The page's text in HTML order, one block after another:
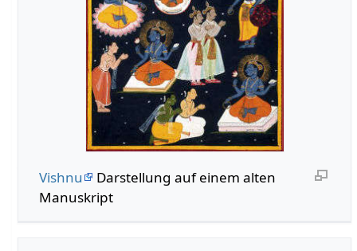
Vishnu
Darstellung auf einem alten
Manuskript